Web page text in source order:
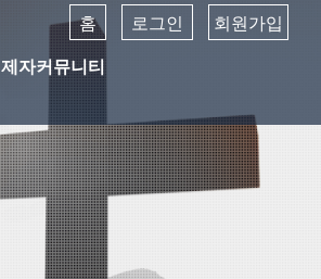
홈 로그인
회원가입
제자커뮤니티